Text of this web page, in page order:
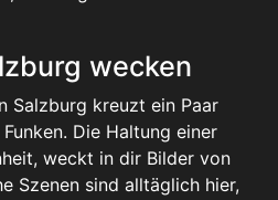
wecken
Salzburg kreuzt ein Paar
Die Haltung einer
weckt in dir Bilder von
Szenen sind alltäglich hier,